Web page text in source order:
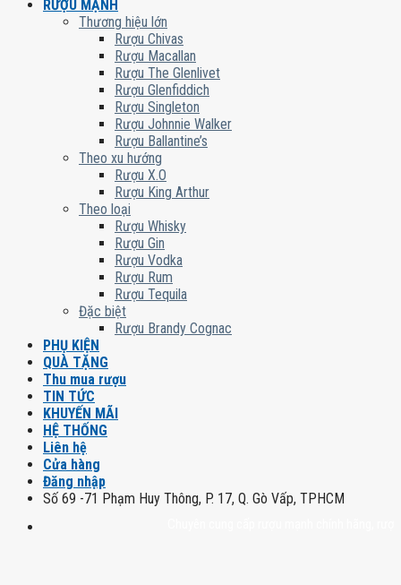
RƯỢU MẠNH
Thương hiệu lớn
Rượu Chivas
Rượu Macallan
Rượu The Glenlivet
Rượu Glenfiddich
Rượu Singleton
Rượu Johnnie Walker
Rượu Ballantine’s
Theo xu hướng
Rượu X.O
Rượu King Arthur
Theo loại
Rượu Whisky
Rượu Gin
Rượu Vodka
Rượu Rum
Rượu Tequila
Đặc biệt
Rượu Brandy Cognac
PHỤ KIỆN
QUÀ TẶNG
Thu mua rượu
TIN TỨC
KHUYẾN MÃI
HỆ THỐNG
Liên hệ
Cửa hàng
Đăng nhập
Số 69 -71 Phạm Huy Thông, P. 17, Q. Gò Vấp, TPHCM